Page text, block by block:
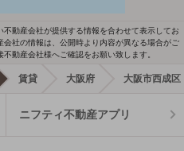
動産会社が提供する情報を合わせて表示してお
社の情報は、公開時より内容が異なる場合がご
動産会社様へご確認をお願い致します。
賃貸 大阪府 大阪市西成区
ニフティ不動産アプリ